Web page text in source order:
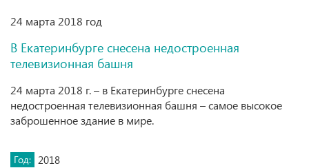
24 марта 2018 год
В Екатеринбурге снесена недостроенная
телевизионная башня
24 марта 2018 г. – в Екатеринбурге снесена
недостроенная телевизионная башня – самое высокое
заброшенное здание в мире.
Год: 2018